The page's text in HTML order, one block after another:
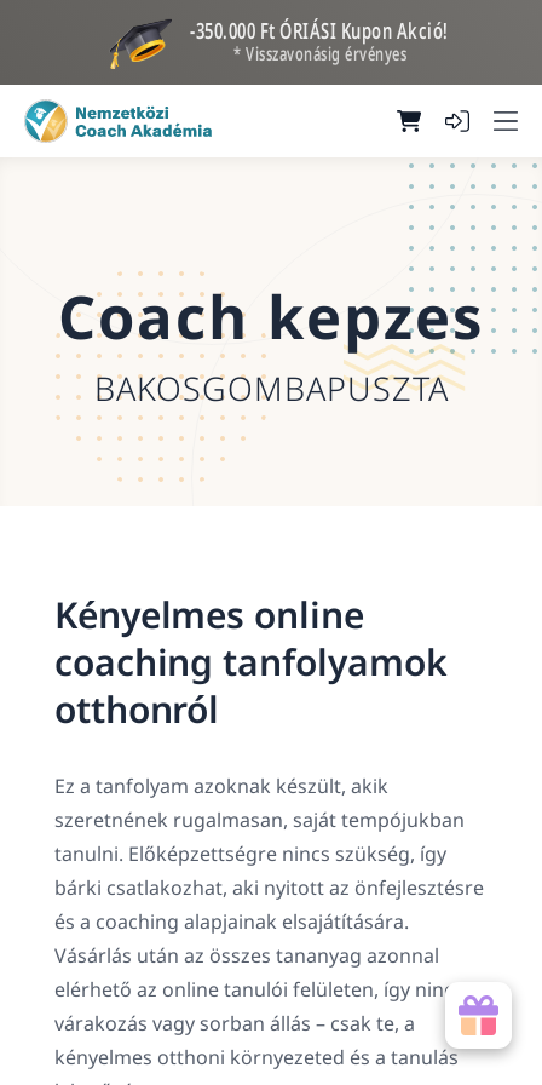
-350.000 Ft ÓRIÁSI Kupon Akció!
* Visszavonásig érvényes
Coach kepzes
BAKOSGOMBAPUSZTA
Kényelmes online
coaching tanfolyamok
otthonról
Ez a tanfolyam azoknak készült, akik
szeretnének rugalmasan, saját tempójukban
tanulni. Előképzettségre nincs szükség, így
bárki csatlakozhat, aki nyitott az önfejlesztésre
és a coaching alapjainak elsajátítására.
Vásárlás után az összes tananyag azonnal
elérhető az online tanulói felületen, így nincs
várakozás vagy sorban állás – csak te, a
kényelmes otthoni környezeted és a tanulás